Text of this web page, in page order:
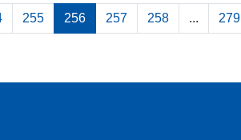
255 256 257 258 ... 279